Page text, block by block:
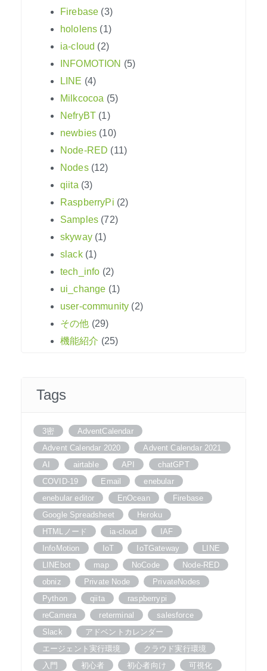
Firebase (3)
hololens (1)
ia-cloud (2)
INFOMOTION (5)
LINE (4)
Milkcocoa (5)
NefryBT (1)
newbies (10)
Node-RED (11)
Nodes(12)
qiita (3)
RaspberryPi (2)
Samples (72)
skyway(1)
slack(1)
tech_info (2)
ui_change (1)
user-community (2)
その他 (29)
機能紹介 (25)
Tags
3密
AdventCalendar
Advent Calendar 2020
Advent Calendar 2021
AI
airtable API
chatGPT
COVID-19
Email
enebular
enebular editor
EnOcean
Firebase
Google Spreadsheet
Heroku
HTMLノード
ia-cloud
IAF
InfoMotion
IoT IoTGateway
LINE
LINEbot
map NoCode
Node-RED
obniz
Private Node
PrivateNodes
Python
qiita
raspberrypi
reCamera
reterminal
salesforce
Slack
アドベントカレンダー
エージェント実行環境
クラウド実行環境
入門
初心者 初心者向け 可視化